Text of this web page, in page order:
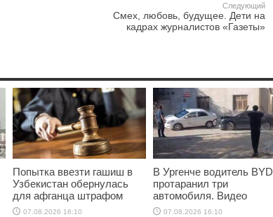
Следующий
Смех, любовь, будущее. Дети на
кадрах журналистов «Газеты»
Попытка ввезти гашиш в
Узбекистан обернулась
для афганца штрафом
07.08.2026 16:10
В Ургенче водитель BYD
протаранил три
автомобиля. Видео
07.08.2026 16:10